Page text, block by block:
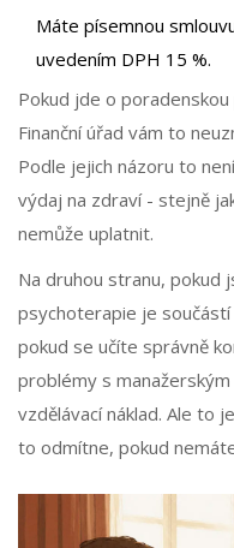
Máte písemnou
uvedením DPH 15 %.
Pokud jde o
Finanční úřad vám to
Podle jejich názoru to
výdaj na zdraví - stejně
nemůže uplatnit.
Na druhou stranu, pokud
psychoterapie je součástí
pokud se učíte správně
problémy s
vzdělávací náklad. Ale to
to odmítne, pokud